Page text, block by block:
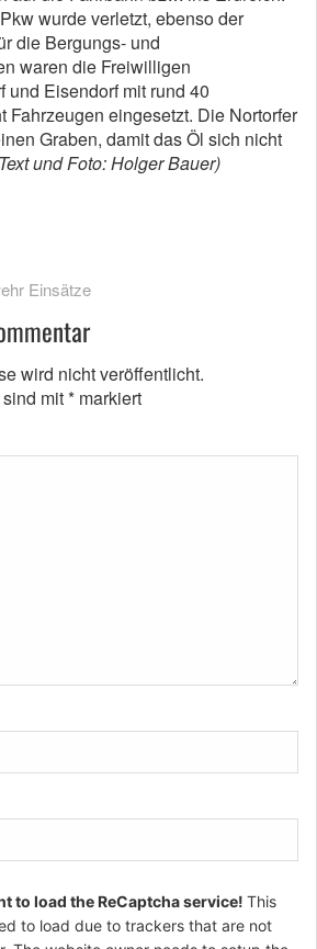
wurde verletzt, ebenso der
die Bergungs- und
waren die Freiwilligen
und Eisendorf mit rund 40
Fahrzeugen eingesetzt. Die Nortorfer
Graben, damit das Öl sich nicht
und Foto: Holger Bauer)
Einsätze
wird nicht veröffentlicht.
mit* markiert
to load the ReCaptcha service! This
to load due to trackers that are not